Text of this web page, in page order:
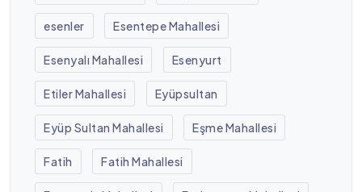
esenler Esentepe Mahallesi
Esenyalı Mahallesi Esenyurt
Etiler Mahallesi Eyüpsultan
Eyüp Sultan Mahallesi Eşme Mahallesi
Fatih Fatih Mahallesi